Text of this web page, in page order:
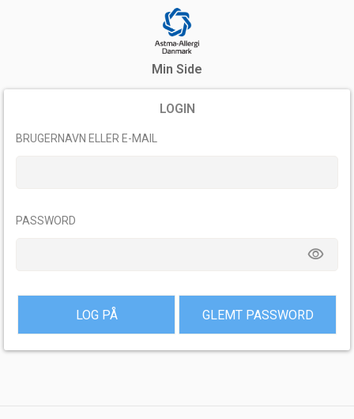
Min Side
LOGIN
BRUGERNAVN ELLER E-MAIL
PASSWORD
remove_red_eye